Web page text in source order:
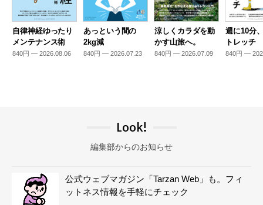
自律神経ゆったり
メンテナンス術
840円 — 2026.08.06
あっという間の
2kg減
840円 — 2026.07.23
涼しくカラダを動
かす山旅へ。
840円 — 2026.07.09
週に10分
トレッチ
840円 —
Look!
編集部からのお知らせ
公式ウェブマガジン「Tarzan Web」も。フィ
ットネス情報を手軽にチェック